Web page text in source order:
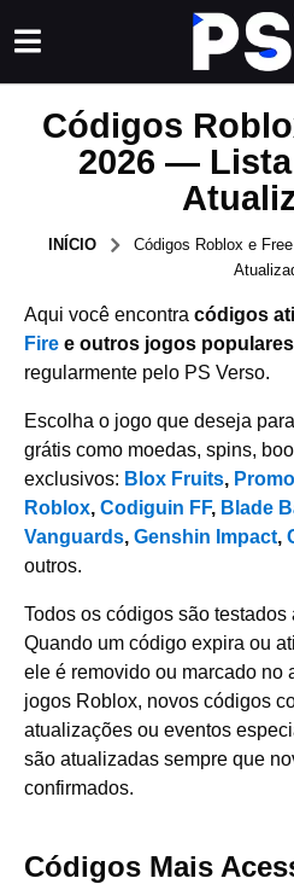
Códigos
2026 —
INÍCIO
Códigos Roblox e
Aqui você encontra códigos
Fire e outros jogos populares
regularmente pelo PS Verso.
Escolha o jogo que deseja
grátis como moedas, spins,
exclusivos: Blox Fruits,
Roblox, Codiguin FF, Blade
Vanguards, Genshin Impact,
outros.
Todos os códigos são
Quando um código expira ou
ele é removido ou marcado no
jogos Roblox, novos códigos
atualizações ou eventos
são atualizadas sempre que
confirmados.
Códigos Mais